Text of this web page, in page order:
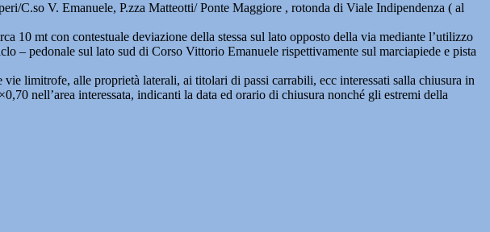
C.so V. Emanuele, P.zza Matteotti/ Ponte Maggiore , rotonda di Viale Indipendenza ( al
10 mt con contestuale deviazione della stessa sul lato opposto della via mediante l’utilizzo
– pedonale sul lato sud di Corso Vittorio Emanuele rispettivamente sul marciapiede e pista
limitrofe, alle proprietà laterali, ai titolari di passi carrabili, ecc interessati salla chiusura in
nell’area interessata, indicanti la data ed orario di chiusura nonché gli estremi della